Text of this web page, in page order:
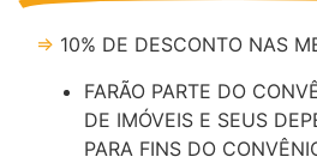
⇒ 10% DE DESCONTO NAS
FARÃO PARTE DO
DE IMÓVEIS E SEUS
PARA FINS DO